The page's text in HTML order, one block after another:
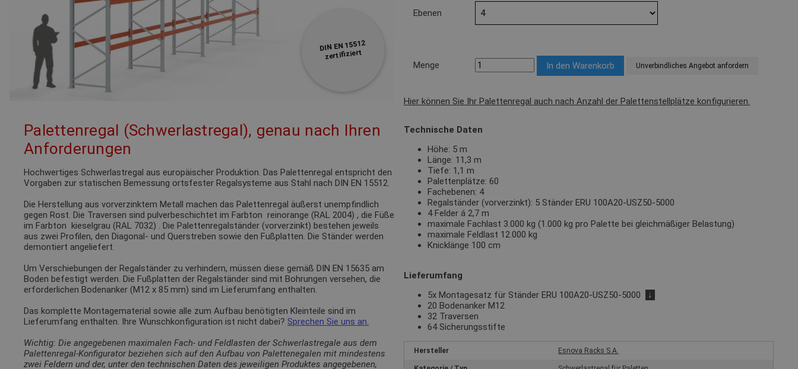
DIN EN 15512
zertifiziert
Ebenen
Menge Unverbindliches Angebot anfordern
Hier können Sie Ihr Palettenregal auch nach Anzahl der Palettenstellplätze konfigurieren.
Palettenregal (Schwerlastregal), genau nach Ihren
Anforderungen
Hochwertiges Schwerlastregal aus europäischer Produktion. Das Palettenregal entspricht den
Vorgaben zur statischen Bemessung ortsfester Regalsysteme aus Stahl nach DIN EN 15512.
Die Herstellung aus vorverzinktem Metall machen das Palettenregal äußerst unempfindlich
gegen Rost. Die Traversen sind pulverbeschichtet im Farbton reinorange (RAL 2004) , die Füße
im Farbton kieselgrau (RAL 7032) . Die Palettenregalständer (vorverzinkt) bestehen jeweils
aus zwei Profilen, den Diagonal- und Querstreben sowie den Fußplatten. Die Ständer werden
demontiert angeliefert.
Um Verschiebungen der Regalständer zu verhindern, müssen diese gemäß DIN EN 15635 am
Boden befestigt werden. Die Fußplatten der Regalständer sind mit Bohrungen versehen, die
erforderlichen Bodenanker (M12 x 85 mm) sind im Lieferumfang enthalten.
Das komplette Montagematerial sowie alle zum Aufbau benötigten Kleinteile sind im
Lieferumfang enthalten. Ihre Wunschkonfiguration ist nicht dabei? Sprechen Sie uns an.
Wichtig: Die angegebenen maximalen Fach- und Feldlasten der Schwerlastregale aus dem
Palettenregal-Konfigurator beziehen sich auf den Aufbau von Palettenegalen mit mindestens
zwei Feldern und der, unter den technischen Daten des jeweiligen Produktes angegebenen,
Technische Daten
Höhe: 5 m
Länge: 11,3 m
Tiefe: 1,1 m
Palettenplätze: 60
Fachebenen: 4
Regalständer (vorverzinkt): 5 Ständer ERU 100A20-USZ50-5000
4 Felder á 2,7 m
maximale Fachlast 3.000 kg (1.000 kg pro Palette bei gleichmäßiger Belastung)
maximale Feldlast 12.000 kg
Knicklänge 100 cm
Lieferumfang
5x Montagesatz für Ständer ERU 100A20-USZ50-5000
↓
20 Bodenanker M12
32 Traversen
64 Sicherungsstifte
Hersteller Esnova Racks S.A.